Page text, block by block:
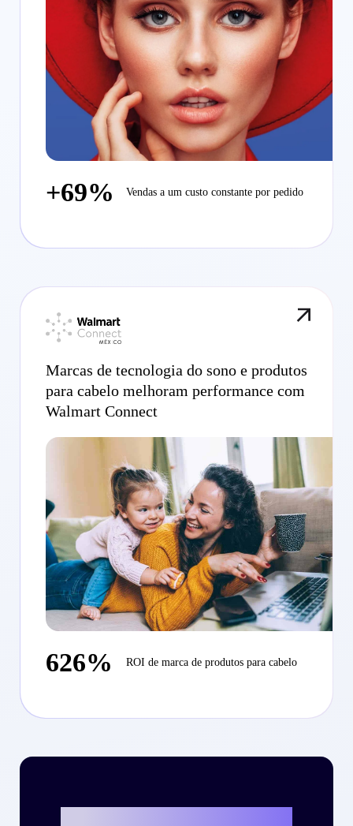
+69% Vendas a um custo constante por pedido
Marcas de tecnologia do sono e produtos
para cabelo melhoram performance com
Walmart Connect
626% ROI de marca de produtos para cabelo